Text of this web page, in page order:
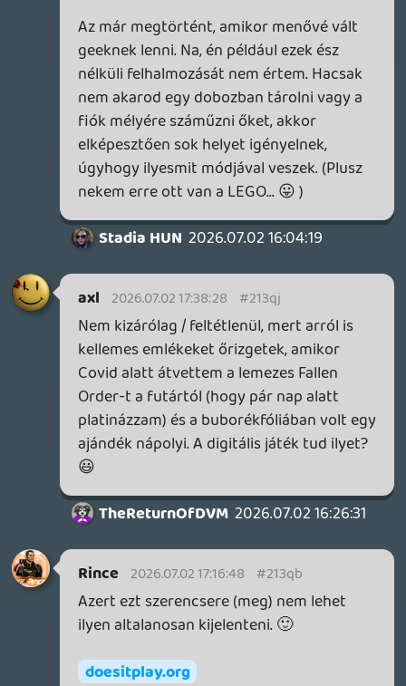
áll hozzám. 🙂
axl 2026.07.02 15:33:50
Stadia HUN 2026.07.02 16:04:19 #213px
Teljesen megértem, bizonyos mértékben
nálam is így működik a dolog, mondjuk
játékoknál kevésbé. Ha előveszek egy-egy
régi játékot nosztalgiázni, az kb 1 percig
érdekes. Az újabbak meg kb semmilyen
szentimentális értékkel nem bírnak.
Viszont ha valamilyen játék nagy
kedvencem, akkor szívesen veszek hozzá
kapcsolódó könyveket, vagy merch
cuccot, hogy legyen hozzá hasznos /
kézzel fogható szuvenírem.
Amúgy pont azt tippelem, hogy ha
eltűnnek a lemezes játékok, lesz egy piaci
űr a gyűjtők által, ami majd valószínűleg a
gaming merch-ek növekedését hozza,
hiszen megnövekedett kereslet lesz
ezekre.
axl
axl 2026.07.02 15:33:50 #213pt
és megnézegetni úgyszintén jóleső érzés.
(Pláne az volt, amíg járt hozzájuk térkép
darab műanyag és papír, hanem az
emlékek miatt, amiket általa felidézek
hozzájuk, milyen érzés volt először a
meghajtóba helyezni és elindítani őket,